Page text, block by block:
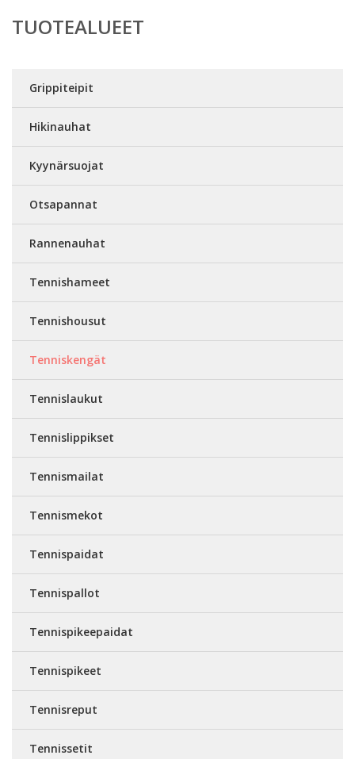
TUOTEALUEET
Grippiteipit
Hikinauhat
Kyynärsuojat
Otsapannat
Rannenauhat
Tennishameet
Tennishousut
Tenniskengät
Tennislaukut
Tennislippikset
Tennismailat
Tennismekot
Tennispaidat
Tennispallot
Tennispikeepaidat
Tennispikeet
Tennisreput
Tennissetit